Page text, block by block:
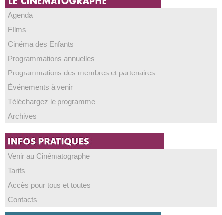
Agenda
FIlms
Cinéma des Enfants
Programmations annuelles
Programmations des membres et partenaires
Événements à venir
Téléchargez le programme
Archives
Venir au Cinématographe
Tarifs
Accès pour tous et toutes
Contacts